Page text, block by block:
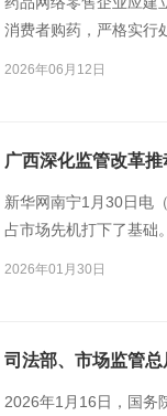
消费者购药，严格实行
2026年06月12日
广西深化监管改革
新华网南宁1月30日电
占市场先机打下了基础
2026年01月30日
2026年1月16日，国务